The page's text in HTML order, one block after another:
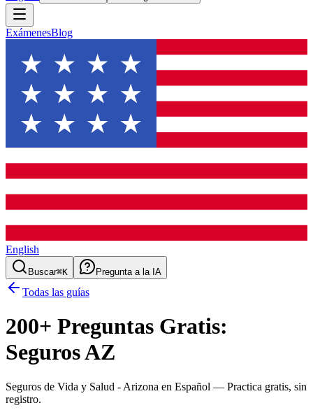
ExámenesBlog
English
Buscar⌘K Pregunta a la IA
Todas las guías
200+ Preguntas Gratis:
Seguros AZ
Seguros de Vida y Salud - Arizona en Español — Practica gratis, sin
registro.